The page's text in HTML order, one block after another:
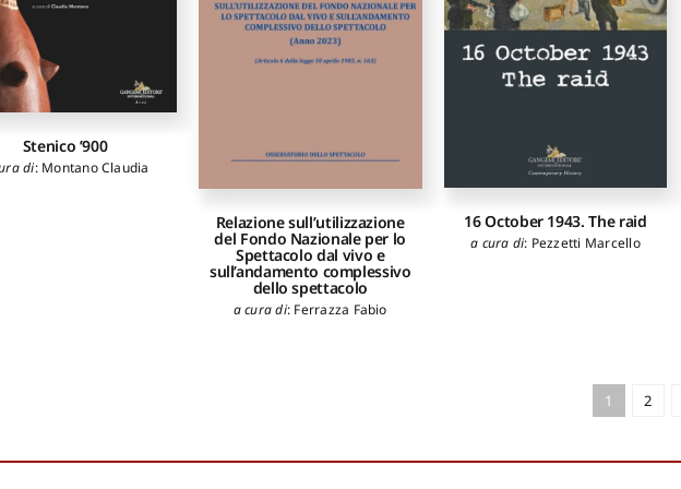
Stenico ’900
di: Montano Claudia
Relazione sull’utilizzazione
del Fondo Nazionale per lo
Spettacolo dal vivo e
sull’andamento complessivo
dello spettacolo
a cura di: Ferrazza Fabio
16 October 1943. The raid
a cura di: Pezzetti Marcello
1 2